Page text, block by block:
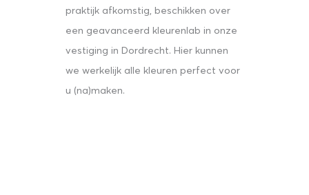
praktijk afkomstig, beschikken over
een geavanceerd kleurenlab in onze
vestiging in Dordrecht. Hier kunnen
we werkelijk alle kleuren perfect voor
u (na)maken.